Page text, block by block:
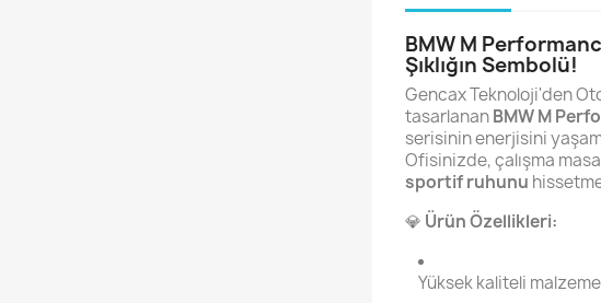
BMW M
Şıklığın Sembolü!
Gencax Teknoloji'den
tasarlananBMW M
serisinin enerjisini yaşam
Ofisinizde, çalışma
sportif ruhunu
💎 Ürün Özellikleri:
Yüksek kaliteli